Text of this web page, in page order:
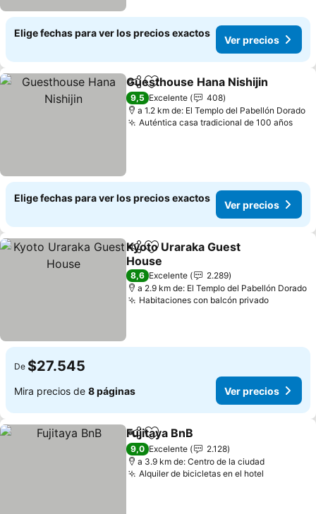
Elige fechas para ver los precios exactos
Ver precios
CompartirAgregar a favoritos
Guesthouse Hana Nishijin
9,5 Excelente
408
a 1.2 km de: El Templo del Pabellón Dorado
Auténtica casa tradicional de 100 años
Elige fechas para ver los precios exactos
Ver precios
CompartirAgregar a favoritos
Kyoto Uraraka Guest
House
8,6 Excelente
2.289
a 2.9 km de: El Templo del Pabellón Dorado
Habitaciones con balcón privado
De $27.545
Mira precios de 8 páginas Ver precios
CompartirAgregar a favoritos
Fujitaya BnB
9,0 Excelente
2.128
a 3.9 km de: Centro de la ciudad
Alquiler de bicicletas en el hotel